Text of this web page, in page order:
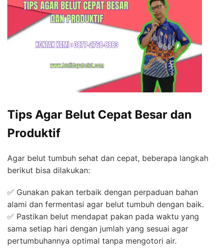
Tips Agar Belut Cepat Besar dan
Produktif
Agar belut tumbuh sehat dan cepat, beberapa langkah
berikut bisa dilakukan:
✅ Gunakan pakan terbaik dengan perpaduan bahan
alami dan fermentasi agar belut tumbuh dengan baik.
✅ Pastikan belut mendapat pakan pada waktu yang
sama setiap hari dengan jumlah yang sesuai agar
pertumbuhannya optimal tanpa mengotori air.